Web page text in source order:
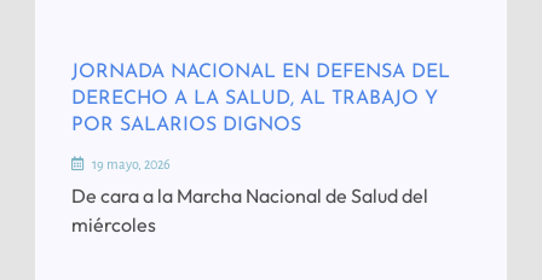
JORNADA NACIONAL EN DEFENSA DEL
DERECHO A LA SALUD, AL TRABAJO Y
POR SALARIOS DIGNOS
19 mayo, 2026
De cara a la Marcha Nacional de Salud del
miércoles